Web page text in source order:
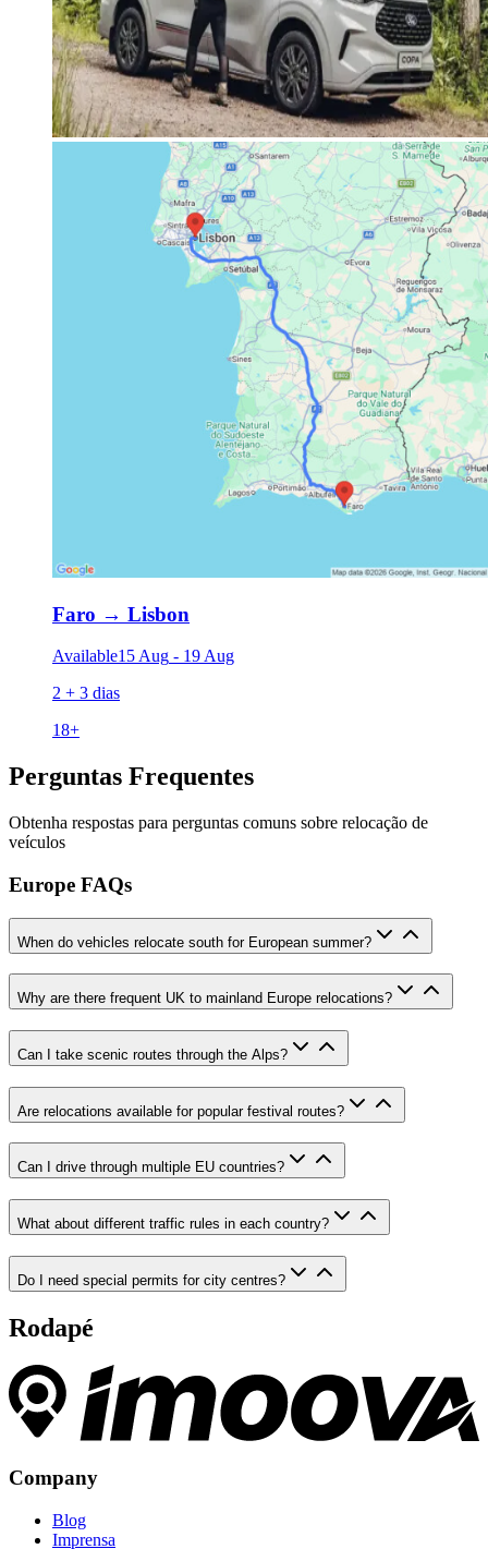
Faro → Lisbon
Available15 Aug - 19 Aug
2 + 3 dias
18+
Perguntas Frequentes
Obtenha respostas para perguntas comuns sobre relocação de
veículos
Europe FAQs
When do vehicles relocate south for European summer?
Why are there frequent UK to mainland Europe relocations?
Can I take scenic routes through the Alps?
Are relocations available for popular festival routes?
Can I drive through multiple EU countries?
What about different traffic rules in each country?
Do I need special permits for city centres?
Rodapé
Company
Blog
Imprensa